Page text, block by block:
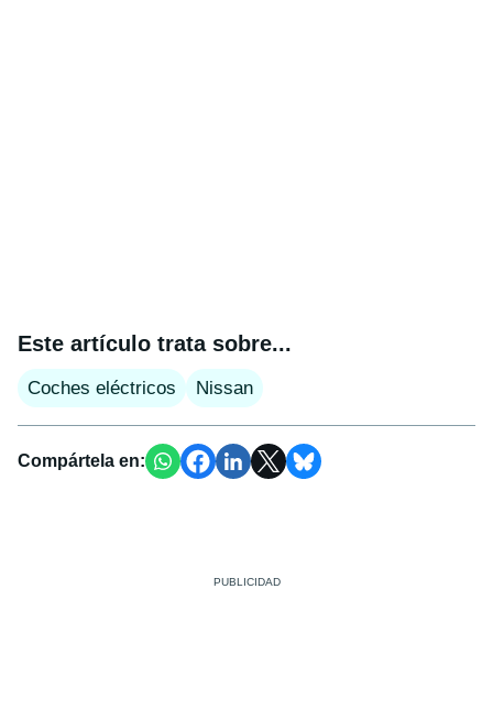
Este artículo trata sobre...
Coches eléctricos Nissan
Compártela en: